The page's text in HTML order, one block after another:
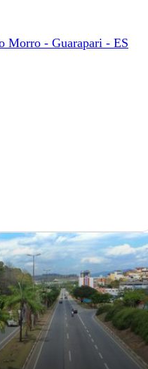
Morro - Guarapari - ES